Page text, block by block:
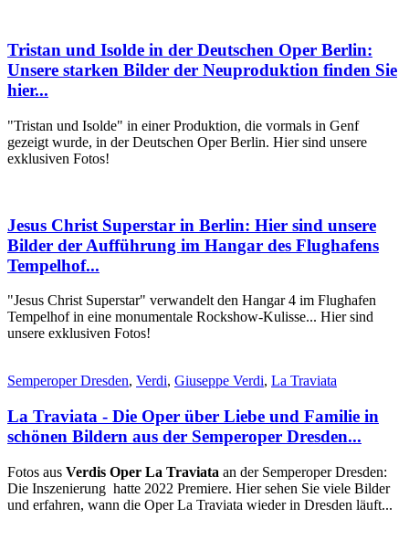
Tristan und Isolde in der Deutschen Oper Berlin:
Unsere starken Bilder der Neuproduktion finden Sie
hier...
"Tristan und Isolde" in einer Produktion, die vormals in Genf
gezeigt wurde, in der Deutschen Oper Berlin. Hier sind unsere
exklusiven Fotos!
Jesus Christ Superstar in Berlin: Hier sind unsere
Bilder der Aufführung im Hangar des Flughafens
Tempelhof...
"Jesus Christ Superstar" verwandelt den Hangar 4 im Flughafen
Tempelhof in eine monumentale Rockshow-Kulisse... Hier sind
unsere exklusiven Fotos!
Semperoper Dresden, Verdi, Giuseppe Verdi, La Traviata
La Traviata - Die Oper über Liebe und Familie in
schönen Bildern aus der Semperoper Dresden...
Fotos aus Verdis Oper La Traviata an der Semperoper Dresden:
Die Inszenierung hatte 2022 Premiere. Hier sehen Sie viele Bilder
und erfahren, wann die Oper La Traviata wieder in Dresden läuft...